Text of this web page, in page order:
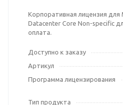
Корпоративная лицензия для
Datacenter Core Non-specific
оплата.
Доступно к заказу
Артикул
Программа лицензирования
Тип продукта